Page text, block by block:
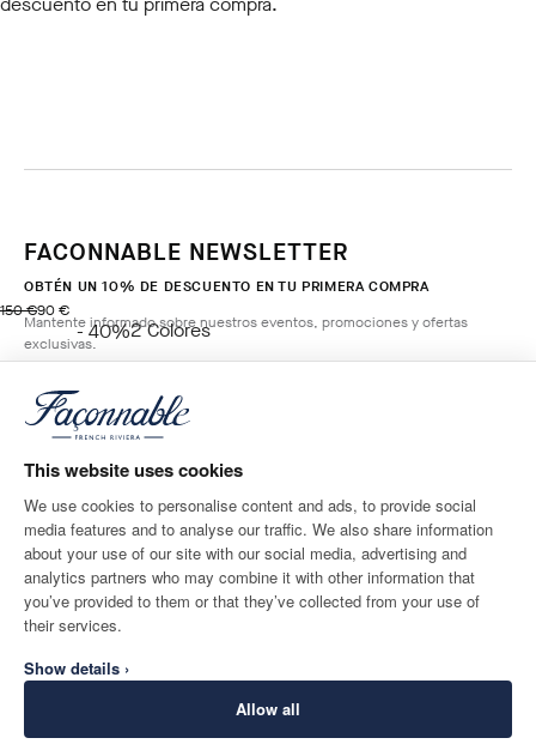
This website uses cookies
We use cookies to personalise content and ads, to provide social
media features and to analyse our traffic. We also share information
about your use of our site with our social media, advertising and
analytics partners who may combine it with other information that
you’ve provided to them or that they’ve collected from your use of
their services.
Show details ›
Allow all
150 €
original price 150 €
90 €
precio actual 90 €
- 40%2Colores
WHITE
Talla
FACONNABLE NEWSLETTER
OBTÉN UN 10% DE DESCUENTO EN TU PRIMERA COMPRA
Mantente informado sobre nuestros eventos, promociones y ofertas
exclusivas.
Correo electrónico*
DESTINO DE ENTREGA IDIOMA
español
CONTACTA CON NOSOTROS